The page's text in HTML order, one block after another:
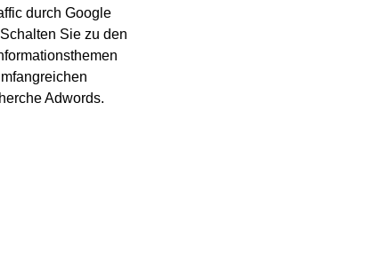
durch Google
Sie zu den
Adwords.